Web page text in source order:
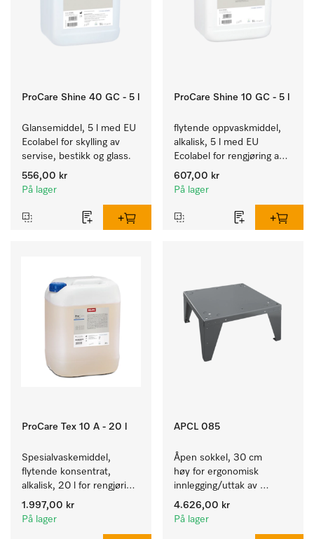
ProCare Shine 40 GC - 5 l
Glansemiddel, 5 l med EU
Ecolabel for skylling av
servise, bestikk og glass.
556,00 kr
På lager
ProCare Shine 10 GC - 5 l
flytende oppvaskmiddel,
alkalisk, 5 l med EU
Ecolabel for rengjøring av
daglig smuss på servise,
bestikk og glass.
607,00 kr
På lager
ProCare Tex 10 A - 20 l
Spesialvaskemiddel,
flytende konsentrat,
alkalisk, 20 l for rengjøring
av hvite tekstiler og
fargeekte, kulørte tekstiler.
1.997,00 kr
På lager
APCL 085
Åpen sokkel, 30 cm
høy for ergonomisk
innlegging/uttak av
tekstiler fra vaskemaskin
og tørketrommel.
4.626,00 kr
På lager